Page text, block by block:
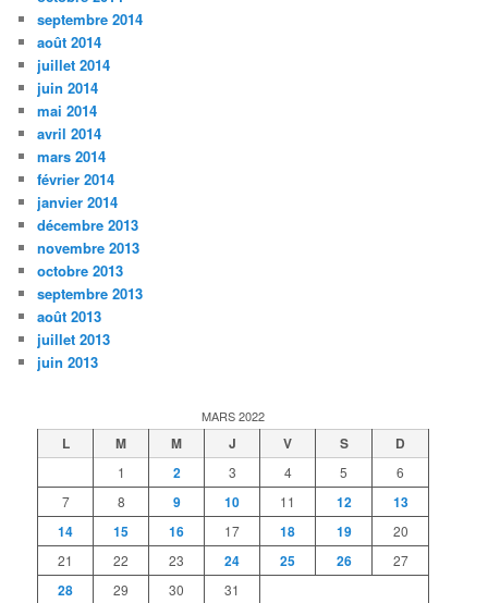
septembre 2014
août 2014
juillet 2014
juin 2014
mai 2014
avril 2014
mars 2014
février 2014
janvier 2014
décembre 2013
novembre 2013
octobre 2013
septembre 2013
août 2013
juillet 2013
juin 2013
MARS 2022
L M M J V S D
1 2 3 4 5
6
7
8 9 10 11 12
13
14
15 16 17 18 19
20
21
22 23 24 25 26 27
28 29 30 31